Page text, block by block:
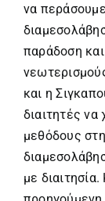
να
παράδοση
και η
διαιτητές να
μεθόδους
με